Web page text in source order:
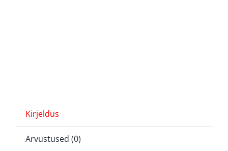
Kirjeldus
Arvustused (0)